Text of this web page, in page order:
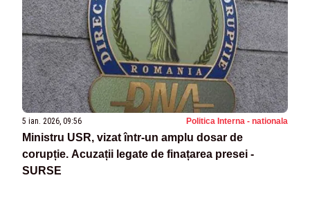
5 ian. 2026, 09:56 Politica Interna - nationala
Ministru USR, vizat într-un amplu dosar de
corupție. Acuzații legate de finațarea presei -
SURSE